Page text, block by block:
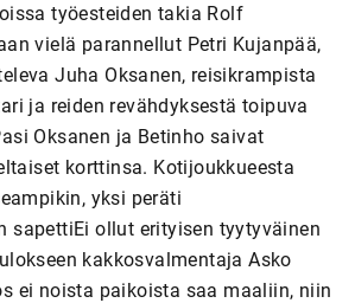
työesteiden takia Rolf
vielä parannellut Petri Kujanpää,
Juha Oksanen, reisikrampista
ja reiden revähdyksestä toipuva
Oksanen ja Betinho saivat
korttinsa. Kotijoukkueesta
yksi peräti
sapettiEi ollut erityisen tyytyväinen
kakkosvalmentaja Asko
ei noista paikoista saa maaliin, niin